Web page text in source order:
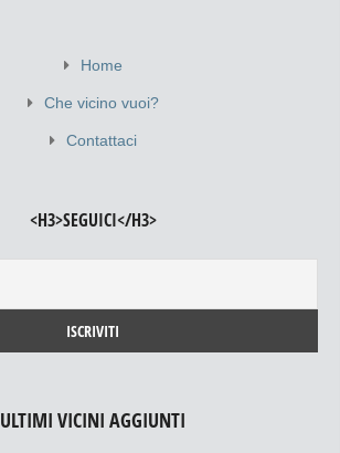
Home
Che vicino vuoi?
Contattaci
<H3>SEGUICI</H3>
ULTIMI VICINI AGGIUNTI